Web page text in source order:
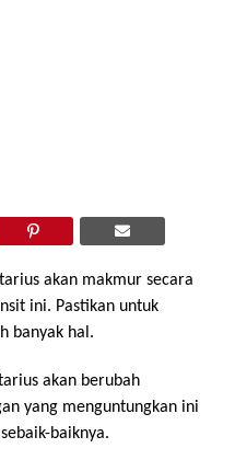
akan makmur secara
ini. Pastikan untuk
banyak hal.
akan berubah
yang menguntungkan ini
baiknya.